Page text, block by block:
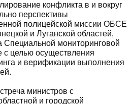
конфликта в и вокруг
перспективы
полицейской миссии ОБСЕ
и Луганской областей,
Специальной мониторинговой
целью осуществления
и верификации выполнения
министров с
и городской